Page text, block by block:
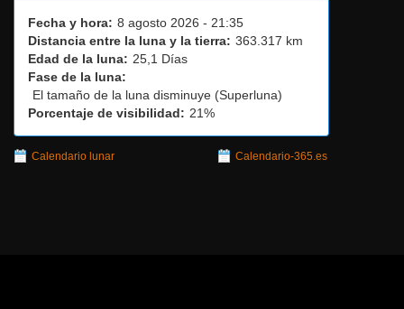
Fecha y hora: 8 agosto 2026 - 21:35
Distancia entre la luna y la tierra: 363.317 km
Edad de la luna: 25,1 Días
Fase de la luna:
El tamaño de la luna disminuye (Superluna)
Porcentaje de visibilidad: 21%
Calendario lunar Calendario-365.es